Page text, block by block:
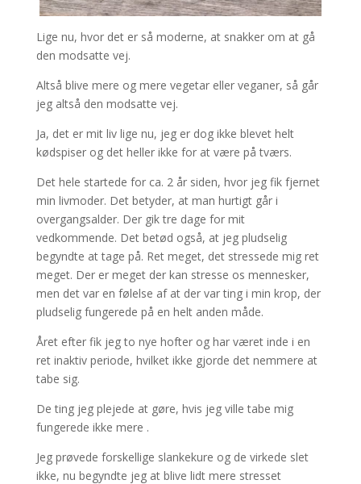
Lige nu, hvor det er så moderne, at snakker om at gå
den modsatte vej.
Altså blive mere og mere vegetar eller veganer, så går
jeg altså den modsatte vej.
Ja, det er mit liv lige nu, jeg er dog ikke blevet helt
kødspiser og det heller ikke for at være på tværs.
Det hele startede for ca. 2 år siden, hvor jeg fik fjernet
min livmoder. Det betyder, at man hurtigt går i
overgangsalder. Der gik tre dage for mit
vedkommende. Det betød også, at jeg pludselig
begyndte at tage på. Ret meget, det stressede mig ret
meget. Der er meget der kan stresse os mennesker,
men det var en følelse af at der var ting i min krop, der
pludselig fungerede på en helt anden måde.
Året efter fik jeg to nye hofter og har været inde i en
ret inaktiv periode, hvilket ikke gjorde det nemmere at
tabe sig.
De ting jeg plejede at gøre, hvis jeg ville tabe mig
fungerede ikke mere .
Jeg prøvede forskellige slankekure og de virkede slet
ikke, nu begyndte jeg at blive lidt mere stresset